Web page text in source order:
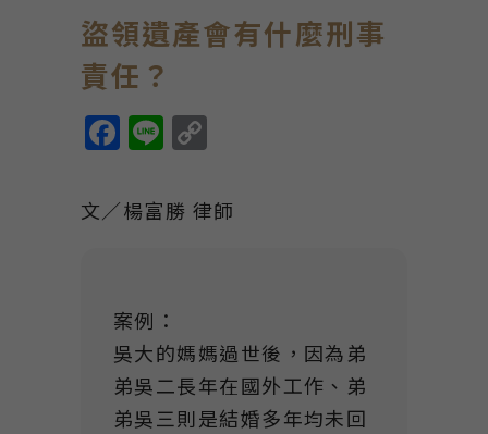
盜領遺產會有什麼刑事
責任？
Facebook
Line
文／楊富勝 律師
案例：
吳大的媽媽過世後，因為弟
弟吳二長年在國外工作、弟
弟吳三則是結婚多年均未回